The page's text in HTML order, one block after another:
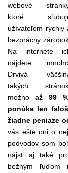
webové
ktoré
užívateľom rýchly
bezprácny
Na internete
nájdete
Drvivá
takých
možnoaž 99
ponúka len
žiadne peniaze
vás ešte oni o
podvodov som
nájsť aj také
bežným ľuďom